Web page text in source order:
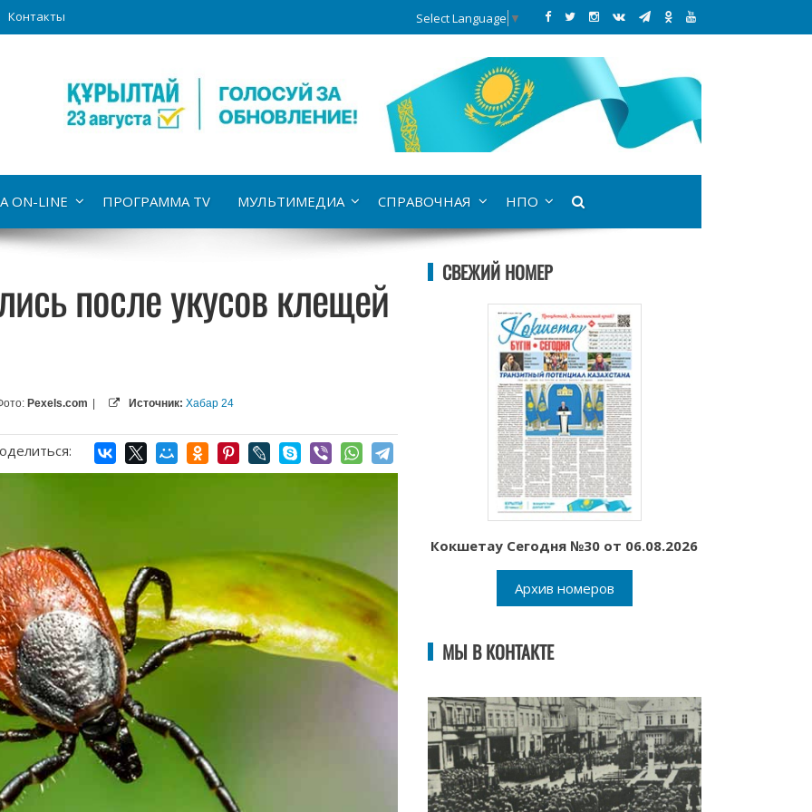
Контакты Select Language ▼
ON-LINE ПРОГРАММА TV МУЛЬТИМЕДИА СПРАВОЧНАЯ НПО
после укусов клещей
Pexels.com | Источник: Хабар 24
СВЕЖИЙ НОМЕР
Кокшетау Сегодня №30 от 06.08.2026
Архив номеров
МЫ В КОНТАКТЕ